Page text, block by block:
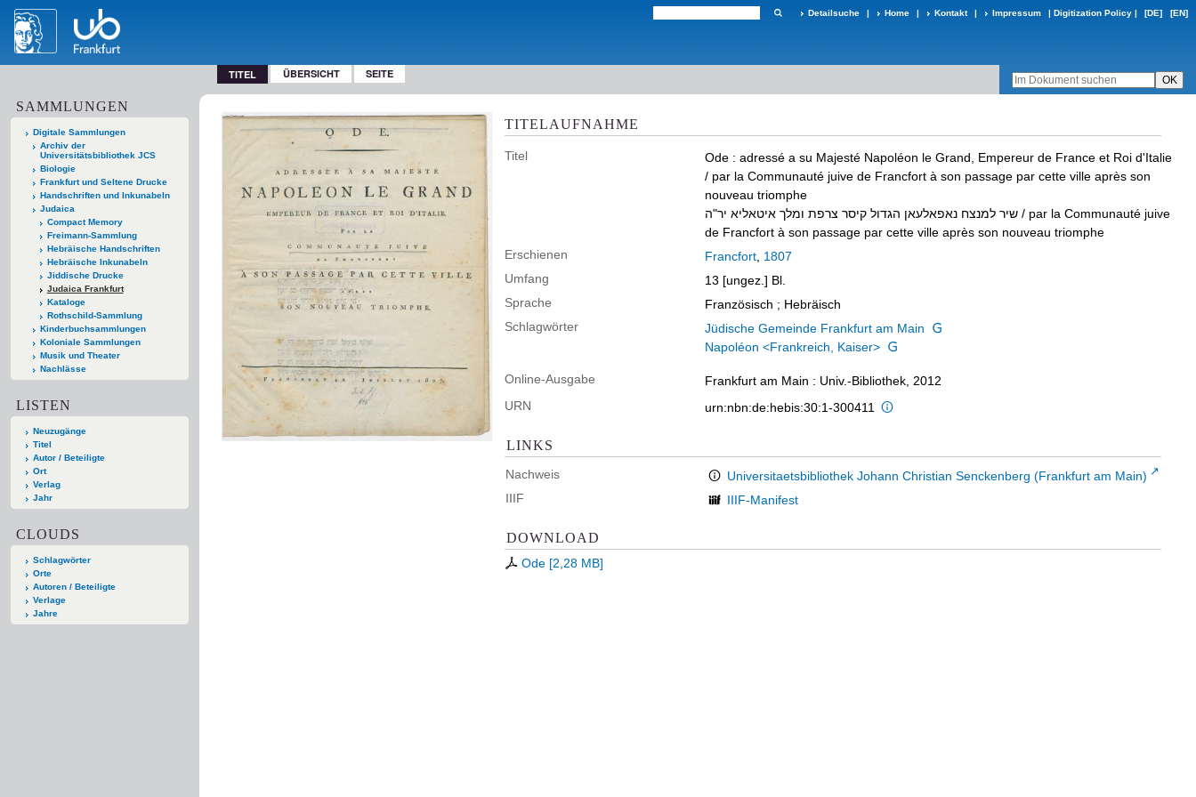
Detailsuche | Home | Kontakt | Impressum | Digitization Policy | [DE] [EN]
TITEL ÜBERSICHT SEITE
SAMMLUNGEN
Digitale Sammlungen
Archiv der
Universitätsbibliothek JCS
Biologie
Frankfurt und Seltene Drucke
Handschriften und Inkunabeln
Judaica
Compact Memory
Freimann-Sammlung
Hebräische Handschriften
Hebräische Inkunabeln
Jiddische Drucke
Judaica Frankfurt
Kataloge
Rothschild-Sammlung
Kinderbuchsammlungen
Koloniale Sammlungen
Musik und Theater
Nachlässe
LISTEN
Neuzugänge
Titel
Autor / Beteiligte
Ort
Verlag
Jahr
CLOUDS
Schlagwörter
Orte
Autoren / Beteiligte
Verlage
Jahre
TITELAUFNAHME
Titel Ode : adressé a su Majesté Napoléon le Grand, Empereur de France et Roi d'Italie
/ par la Communauté juive de Francfort à son passage par cette ville après son
nouveau triomphe
שיר למנצח נאפאלעאן הגדול קיסר צרפת ומלך איטאליא יר"ה / par la Communauté juive
de Francfort à son passage par cette ville après son nouveau triomphe
Erschienen
Francfort 1807
Umfang
13 [ungez.] Bl.
Sprache
Französisch ; Hebräisch
Schlagwörter
Jüdische Gemeinde Frankfurt am Main
Napoléon <Frankreich, Kaiser>
Online-Ausgabe
Frankfurt am Main : Univ.-Bibliothek, 2012
URN
urn:nbn:de:hebis:30:1-300411
LINKS
Nachweis
Universitaetsbibliothek Johann Christian Senckenberg (Frankfurt am Main)
IIIF
IIIF-Manifest
DOWNLOAD
Ode [2,28 MB]